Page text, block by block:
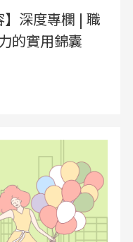
】深度專欄 | 職
的實用錦囊